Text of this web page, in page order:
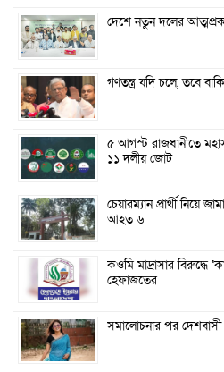
দেশে নতুন দলের
গণতন্ত্র যদি চলে, তবে
৫ আগস্ট রাজধানীতে
১১ দলীয় জোট
চেয়ারম্যান প্রার্থী নিয়ে
আহত ৬
কওমি মাদ্রাসার বিরুদ্ধে
হেফাজতের
সমালোচনার পর দেশবাসী